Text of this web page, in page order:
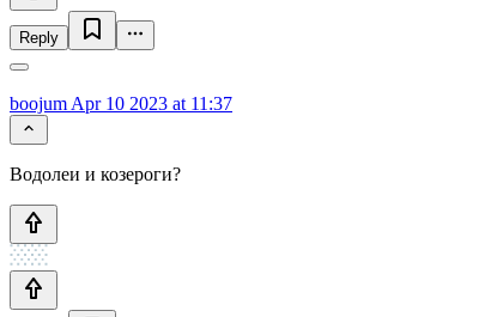
Reply
boojum Apr 10 2023 at 11:37
Водолеи и козероги?